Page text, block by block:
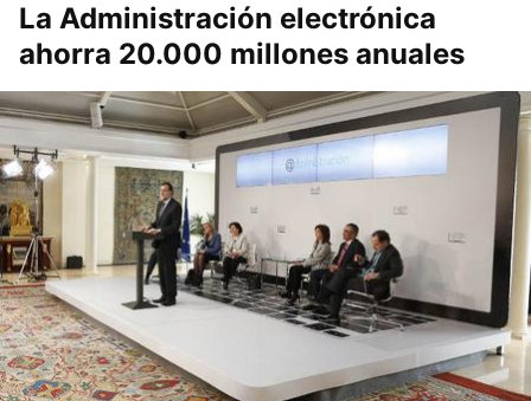
La Administración electrónica
ahorra 20.000 millones anuales